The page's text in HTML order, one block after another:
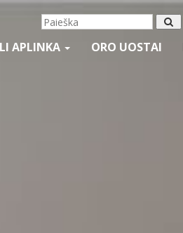
APLINKA ORO UOSTAI